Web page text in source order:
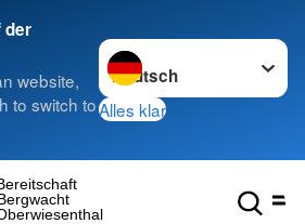
der
website,
to switch to
Sprache wechseln zu
Alles klar